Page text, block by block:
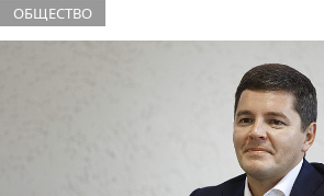
ОБЩЕСТВО